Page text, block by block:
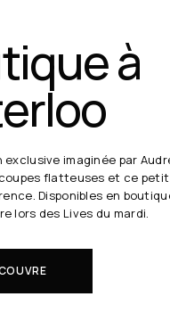
à
imaginée par
flatteuses et ce
Disponibles en
lors des Lives du mardi.